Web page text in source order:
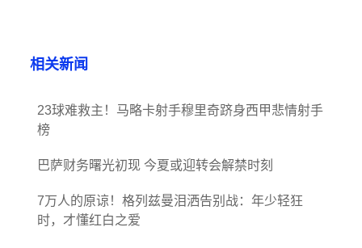
相关新闻
23球难救主！马略卡射手穆里奇跻身西甲悲情射手
榜
巴萨财务曙光初现 今夏或迎转会解禁时刻
7万人的原谅！格列兹曼泪洒告别战：年少轻狂
时，才懂红白之爱